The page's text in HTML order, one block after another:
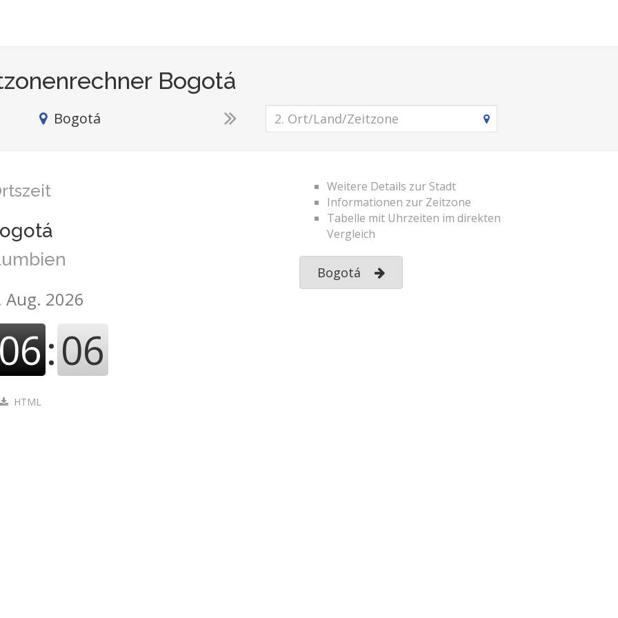
Bogotá
Bogotá
Aug. 2026
:07
HTML
Weitere Details zur Stadt
Informationen zur Zeitzone
Tabelle mit Uhrzeiten im direkten
Vergleich
Bogotá